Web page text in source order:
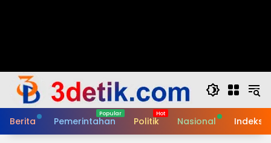
Berita Pemerintahan Politik Nasional Indeks